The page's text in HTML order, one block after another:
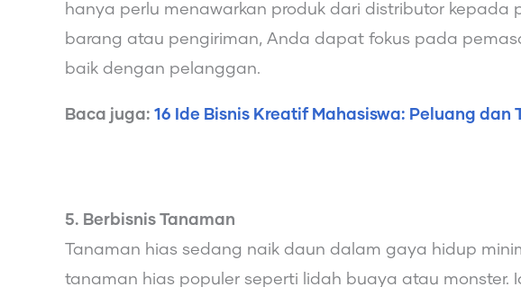
hanya perlu menawarkan produk dari distributor kepada
barang atau pengiriman, Anda dapat fokus pada
baik dengan pelanggan.
Baca juga: 16 Ide Bisnis Kreatif Mahasiswa: Peluang dan
5. Berbisnis Tanaman
Tanaman hias sedang naik daun dalam gaya hidup
tanaman hias populer seperti lidah buaya atau monster.